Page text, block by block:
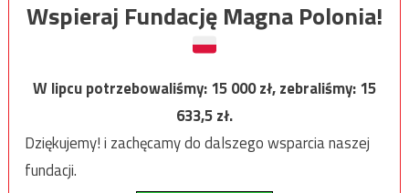
Wspieraj Fundację Magna Polonia!
W lipcu potrzebowaliśmy:15 000zł, zebraliśmy:15
633,5zł.
Dziękujemy! i zachęcamy do dalszego wsparcia naszej
fundacji.